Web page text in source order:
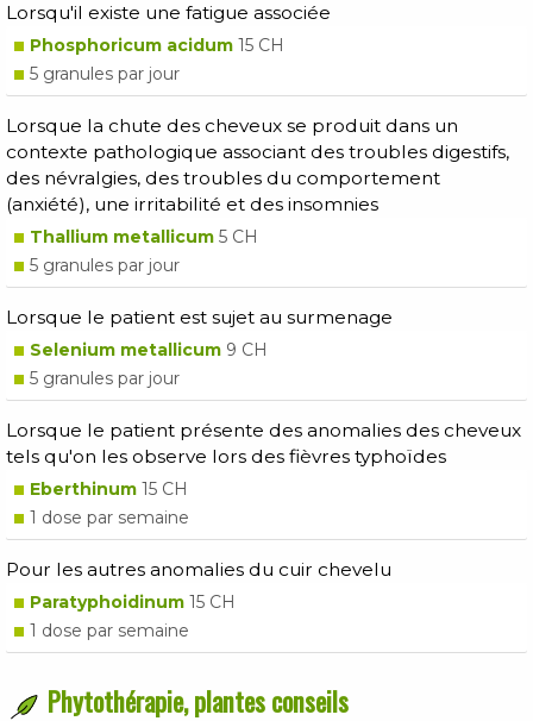
Lorsqu'il existe une fatigue associée
Phosphoricum acidum 15 CH
5 granules par jour
Lorsque la chute des cheveux se produit dans un
contexte pathologique associant des troubles digestifs,
des névralgies, des troubles du comportement
(anxiété), une irritabilité et des insomnies
Thallium metallicum 5 CH
5 granules par jour
Lorsque le patient est sujet au surmenage
Selenium metallicum 9 CH
5 granules par jour
Lorsque le patient présente des anomalies des cheveux
tels qu'on les observe lors des fièvres typhoïdes
Eberthinum 15 CH
1 dose par semaine
Pour les autres anomalies du cuir chevelu
Paratyphoidinum 15 CH
1 dose par semaine
Phytothérapie, plantes conseils